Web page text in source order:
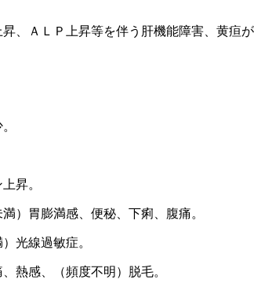
ＡＬＰ上昇等を伴う肝機能障害、黄疸が
昇。
）胃膨満感、便秘、下痢、腹痛。
光線過敏症。
熱感、（頻度不明）脱毛。